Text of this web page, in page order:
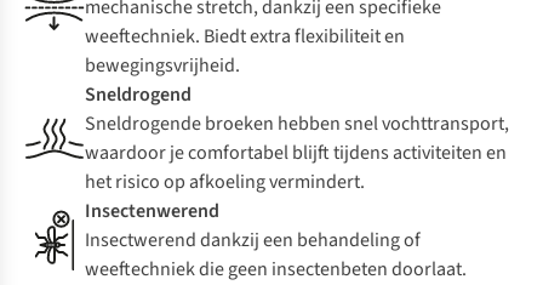
mechanische stretch, dankzij een specifieke
weeftechniek. Biedt extra flexibiliteit en
bewegingsvrijheid.
Sneldrogend
Sneldrogende broeken hebben snel vochttransport,
waardoor je comfortabel blijft tijdens activiteiten en
het risico op afkoeling vermindert.
Insectenwerend
Insectwerend dankzij een behandeling of
weeftechniek die geen insectenbeten doorlaat.